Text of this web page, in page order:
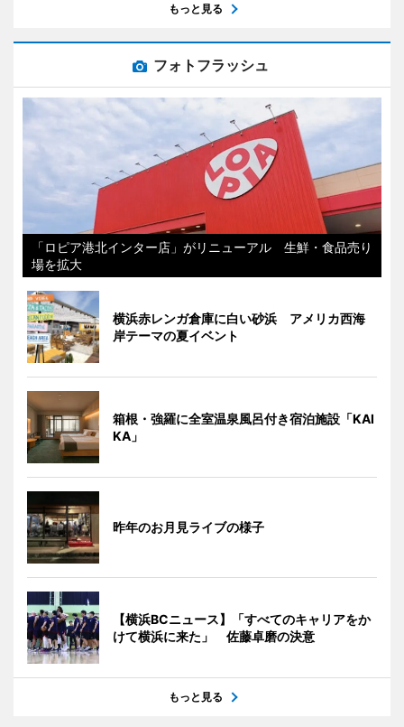
もっと見る
フォトフラッシュ
「ロピア港北インター店」がリニューアル 生鮮・食品売り
場を拡大
横浜赤レンガ倉庫に白い砂浜 アメリカ西海
岸テーマの夏イベント
箱根・強羅に全室温泉風呂付き宿泊施設「KAI
KA」
昨年のお月見ライブの様子
【横浜BCニュース】「すべてのキャリアをか
けて横浜に来た」 佐藤卓磨の決意
もっと見る